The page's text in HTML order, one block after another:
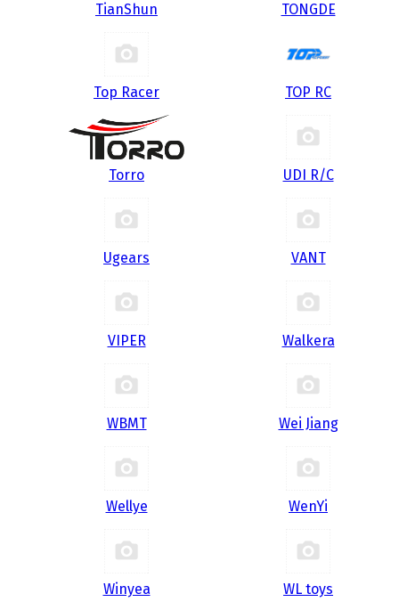
TianShun TONGDE
Top Racer TOP RC
Torro UDI R/С
Ugears VANT
VIPER Walkera
WBMT Wei Jiang
Wellye WenYi
Winyea WL toys